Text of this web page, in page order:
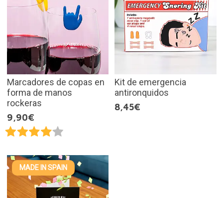
Marcadores de copas en
forma de manos
rockeras
9,90€
Kit de emergencia
antironquidos
8,45€
MADE IN SPAIN